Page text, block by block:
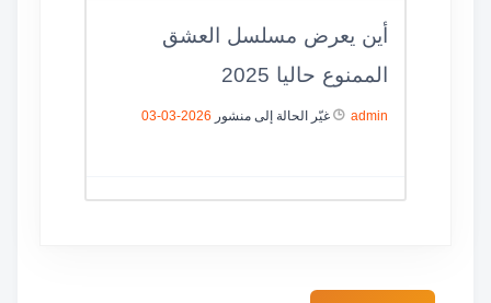
أين يعرض مسلسل العشق
الممنوع حاليا 2025
admin غيّر الحالة إلى منشور 2026-03-03